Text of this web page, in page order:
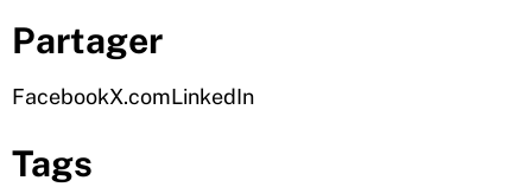
Partager
FacebookX.comLinkedIn
Tags